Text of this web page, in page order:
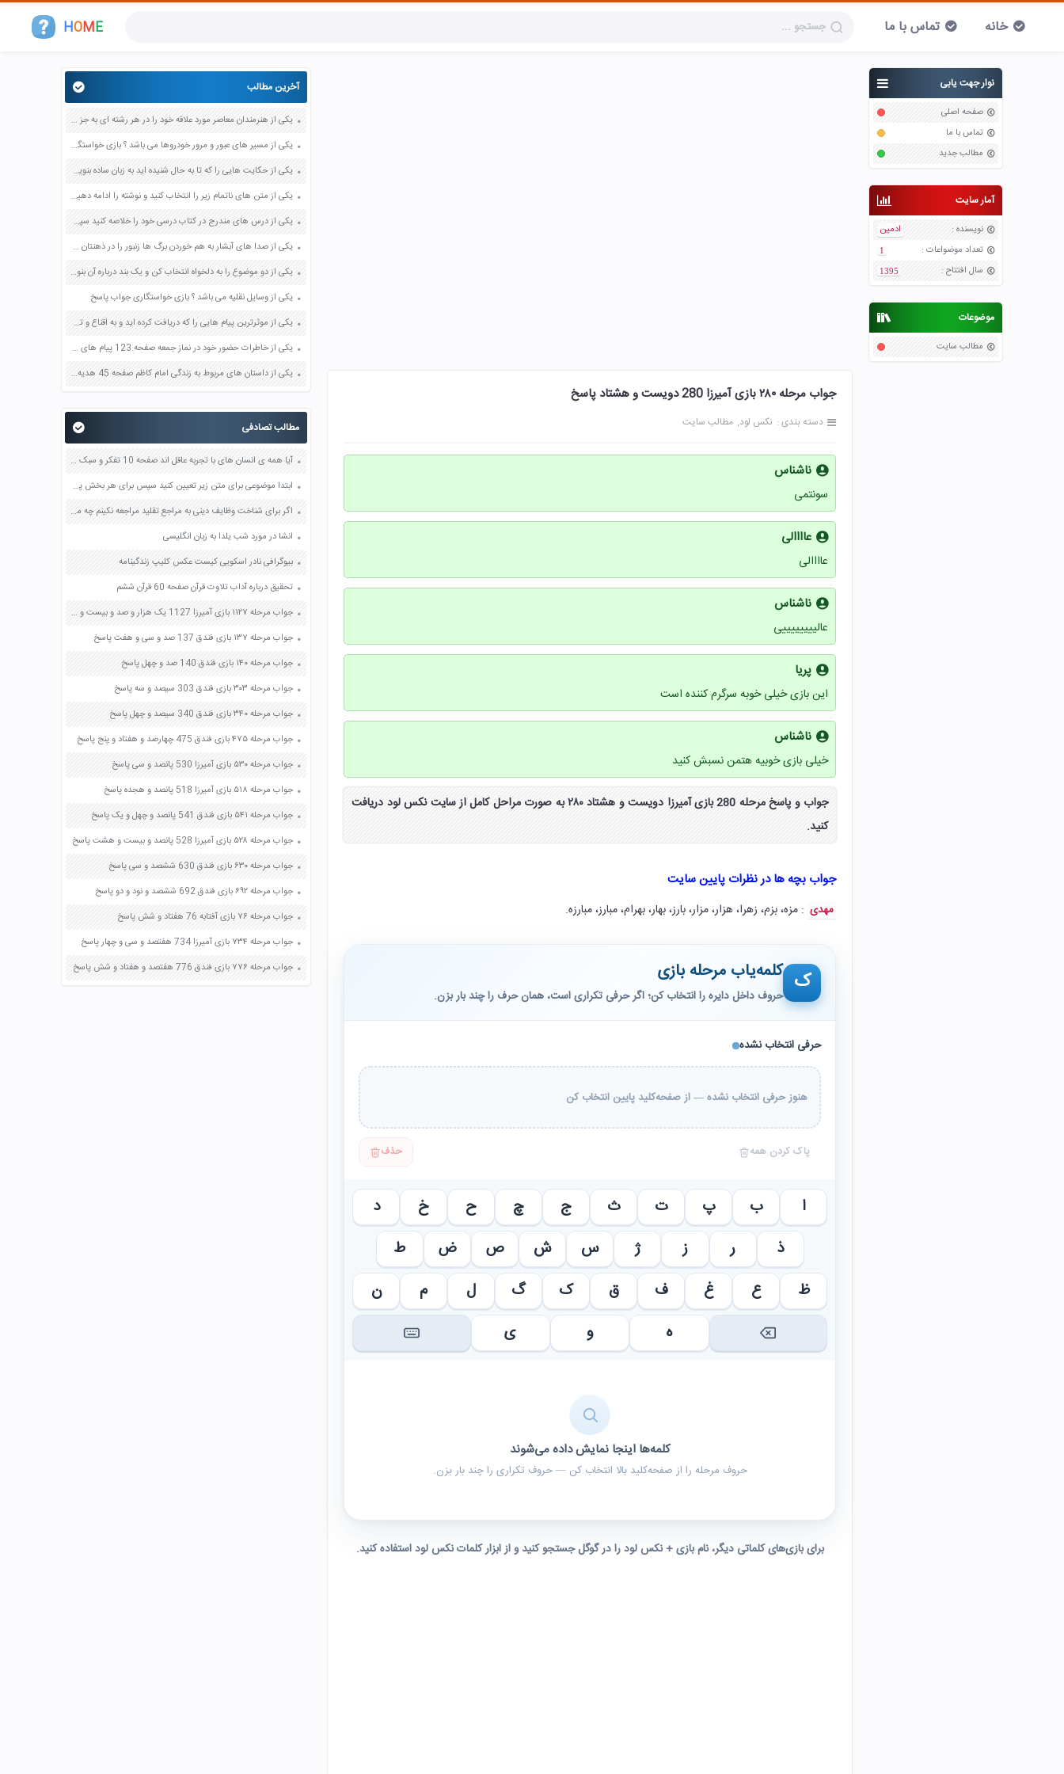
HOME خانه تماس با ما
نوار جهت یابی
صفحه اصلی
تماس با ما
مطالب جدید
آمار سایت
نویسنده :
ادمین
تعداد موضواعات :
1
سال افتتاح :
1395
موضوعات
مطالب سایت
جواب مرحله ۲۸۰ بازی آمیرزا 280 دویست و هشتاد پاسخ
دسته بندی : نکس لود مطالب سایت
ناشناس
سونتمی
عاااالی
عاااالی
ناشناس
عالییییییییی
پریا
این بازی خیلی خوبه سرگرم کننده است
ناشناس
خیلی بازی خوبیه هتمن نسبش کنید
جواب و پاسخ مرحله 280 بازی آمیرزا دویست و هشتاد ۲۸۰ به صورت مراحل کامل از سایت نکس لود دریافت
کنید.
جواب بچه ها در نظرات پایین سایت
مهدی : مزه، بزم، زهرا، هزار، مزار، بارز، بهار، بهرام، مبارز، مبارزه.
ک کلمه‌یاب مرحله بازی
حروف داخل دایره را انتخاب کن؛ اگر حرفی تکراری است، همان حرف را چند بار بزن.
حرفی انتخاب نشده
هنوز حرفی انتخاب نشده — از صفحه‌کلید پایین انتخاب کن
پاک کردن همه حذف
ا ب پ ت ث ج چ ح خ
د
ذ
ر ز ژ س ش ص ض
ط
ظ
ع غ ف ق ک گ ل م
ن
ه
و ی
کلمه‌ها اینجا نمایش داده می‌شوند
حروف مرحله را از صفحه‌کلید بالا انتخاب کن — حروف تکراری را چند بار بزن.
برای بازی‌های کلماتی دیگر، نام بازی + نکس لود را در گوگل جستجو کنید و از ابزار کلمات نکس لود استفاده کنید.
آخرین مطالب
یکی از هنرمندان معاصر مورد علاقه خود را در هر رشته ای به جز عکاسی صفحه 69 فرهنگ و هنر نهم
یکی از مسیر های عبور و مرور خودروها می باشد ؟ بازی خواستگاری جواب پاسخ
یکی از حکایت هایی را که تا به حال شنیده اید به زبان ساده بنویسید صفحه 97 نگارش ششم دبستان
یکی از متن های ناتمام زیر را انتخاب کنید و نوشته را ادامه دهید صفحه 73 و 74 کتاب نگارش فارسی پنجم دبستان
یکی از درس های مندرج در کتاب درسی خود را خلاصه کنید سپس متن خلاصه شده را با بهره گیری از روش های دسته بندی نمودار جدول نقشه مفهومی نشان دهید صفحه 118 نگارش یازدهم
یکی از صدا های آبشار به هم خوردن برگ ها زنبور را در ذهنتان مجسم کنید و درباره آن یک بند بنویسید صفحه 11 نگارش پنجم
یکی از دو موضوع را به دلخواه انتخاب کن و یک بند درباره آن بنویس صفحه 35 کتاب نگارش فارسی سوم
یکی از وسایل نقلیه می باشد ؟ بازی خواستگاری جواب پاسخ
یکی از موثرترین پیام هایی را که دریافت کرده اید و به اقناع و تغییری جدی در شما منجر شده است برسی کنید و علت این تاثیر گذاری قابل توجه را بنویسید صفحه 52 تفکر و سواد رسانه ای دهم
یکی از خاطرات حضور خود در نماز جمعه صفحه 123 پیام های آسمان هفتم
یکی از داستان های مربوط به زندگی امام کاظم صفحه 45 هدیه های آسمان چهارم
مطالب تصادفی
آیا همه ی انسان های با تجربه عاقل اند صفحه 10 تفکر و سبک زندگی هفتم
ابتدا موضوعی برای متن زیر تعیین کنید سپس برای هر بخش پرسش هایی مناسب طرح کنید صفحه 82 نگارش هفتم
اگر برای شناخت وظایف دینی به مراجع تقلید مراجعه نکینم چه مشکلاتی برای ما پیش می آید صفحه 48 هدیه های آسمان ششم
انشا در مورد شب یلدا به زبان انگلیسی
بیوگرافی نادر اسکویی کیست​ عکس کلیپ زندگینامه
تحقیق درباره آداب تلاوت قرآن صفحه 60 قرآن ششم
جواب مرحله ۱۱۲۷ بازی آمیرزا 1127 یک هزار و صد و بیست و هفت پاسخ
جواب مرحله ۱۳۷ بازی فندق 137 صد و سی و هفت پاسخ
جواب مرحله ۱۴۰ بازی فندق 140 صد و چهل پاسخ
جواب مرحله ۳۰۳ بازی فندق 303 سیصد و سه پاسخ
جواب مرحله ۳۴۰ بازی فندق 340 سیصد و چهل پاسخ
جواب مرحله ۴۷۵ بازی فندق 475 چهارصد و هفتاد و پنج پاسخ
جواب مرحله ۵۳۰ بازی آمیرزا 530 پانصد و سی پاسخ
جواب مرحله ۵۱۸ بازی آمیرزا 518 پانصد و هجده پاسخ
جواب مرحله ۵۴۱ بازی فندق 541 پانصد و چهل و یک پاسخ
جواب مرحله ۵۲۸ بازی آمیرزا 528 پانصد و بیست و هشت پاسخ
جواب مرحله ۶۳۰ بازی فندق 630 ششصد و سی پاسخ
جواب مرحله ۶۹۲ بازی فندق 692 ششصد و نود و دو پاسخ
جواب مرحله ۷۶ بازی آفتابه 76 هفتاد و شش پاسخ
جواب مرحله ۷۳۴ بازی آمیرزا 734 هفتصد و سی و چهار پاسخ
جواب مرحله ۷۷۶ بازی فندق 776 هفتصد و هفتاد و شش پاسخ